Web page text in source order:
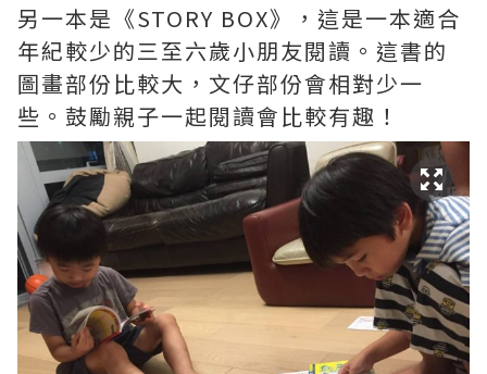
另一本是《STORY BOX》，這是一本適合
年紀較少的三至六歲小朋友閱讀。這書的
圖畫部份比較大，文仔部份會相對少一
些。鼓勵親子一起閱讀會比較有趣！